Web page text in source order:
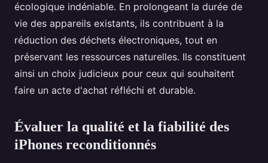
écologique indéniable. En prolongeant la durée de
vie des appareils existants, ils contribuent à la
réduction des déchets électroniques, tout en
préservant les ressources naturelles. Ils constituent
ainsi un choix judicieux pour ceux qui souhaitent
faire un acte d'achat réfléchi et durable.
Évaluer la qualité et la fiabilité des
iPhones reconditionnés